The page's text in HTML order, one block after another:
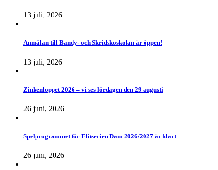
13 juli, 2026
Anmälan till Bandy- och Skridskoskolan är öppen!
13 juli, 2026
Zinkenloppet 2026 – vi ses lördagen den 29 augusti
26 juni, 2026
Spelprogrammet för Elitserien Dam 2026/2027 är klart
26 juni, 2026